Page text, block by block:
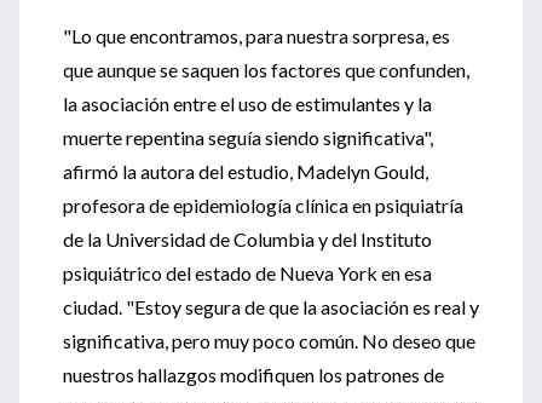
"Lo que encontramos, para nuestra sorpresa, es
que aunque se saquen los factores que confunden,
la asociación entre el uso de estimulantes y la
muerte repentina seguía siendo significativa",
afirmó la autora del estudio, Madelyn Gould,
profesora de epidemiología clínica en psiquiatría
de la Universidad de Columbia y del Instituto
psiquiátrico del estado de Nueva York en esa
ciudad. "Estoy segura de que la asociación es real y
significativa, pero muy poco común. No deseo que
nuestros hallazgos modifiquen los patrones de